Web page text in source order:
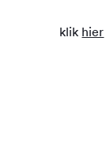
klik hier